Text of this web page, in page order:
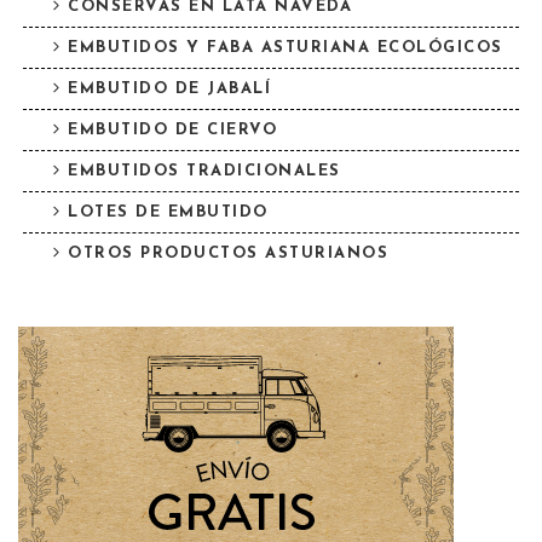
CONSERVAS EN LATA NAVEDA
EMBUTIDOS Y FABA ASTURIANA ECOLÓGICOS
EMBUTIDO DE JABALÍ
EMBUTIDO DE CIERVO
EMBUTIDOS TRADICIONALES
LOTES DE EMBUTIDO
OTROS PRODUCTOS ASTURIANOS